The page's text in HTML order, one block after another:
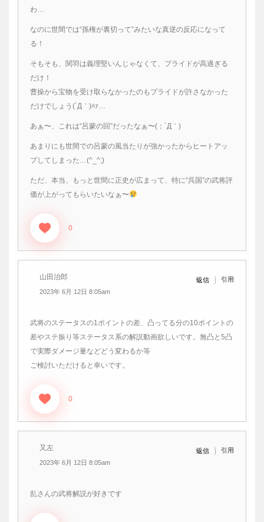
わ…
なのに世間では“孫権が裏切って”みたいな真逆の反応になって
る！
そもそも、関羽は義理堅いんじゃなくて、プライドが高過ぎる
だけ！
曹操から宝物を受け取らなかったのもプライドが許さなかった
だけでしょう(´Д｀)ﾊｧ…
あぁ〜、これは“呂蒙の回”だったなぁ〜(；´Д｀)
あまりにも世間での呂蒙の風当たりが強かったからヒートアッ
プしてしまった…(^_^;)
ただ、本当、もっと世間に正史が広まって、特に“呉国”の武将評
価が上がってもらいたいなぁ〜
0
山田治郎
2023年 6月 12日 8:05am
返信 引用
武将のステータスの1ポイントの差、凸ってる分の10ポイントの
差やステ振り等ステータス系の解説動画欲しいです。無凸と5凸
で実際ダメージ量などどう変わるか等
ご検討いただけると幸いです。
0
又左
2023年 6月 12日 8:05am
返信 引用
乱さんの武将解説が好きです